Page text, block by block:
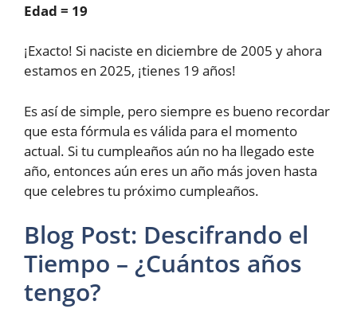
Edad = 19
¡Exacto! Si naciste en diciembre de 2005 y ahora
estamos en 2025, ¡tienes 19 años!
Es así de simple, pero siempre es bueno recordar
que esta fórmula es válida para el momento
actual. Si tu cumpleaños aún no ha llegado este
año, entonces aún eres un año más joven hasta
que celebres tu próximo cumpleaños.
Blog Post: Descifrando el
Tiempo – ¿Cuántos años
tengo?